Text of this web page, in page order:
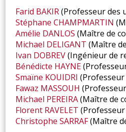
Farid BAKIR(Professeur des
Stéphane CHAMPMARTIN
Amélie DANLOS (Maître de
Michael DELIGANT (Maître
Ivan DOBREV(Ingénieur de
Bénédicte HAYNE
Smaïne KOUIDRI
Fawaz MASSOUH
Michael PEREIRA(Maître de
Florent RAVELET
Christophe SARRAF(Maître